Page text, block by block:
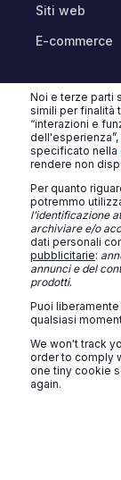
Noi e terze parti
simili per finalità
“interazioni e
dell'esperienza”,
specificato nella
rendere non
Per quanto
potremmo
l’identificazione
archiviare e/o
dati personali
pubblicitarie:
annunci e del
prodotti.
Puoi
qualsiasi
We won't track
order to comply
one tiny cookie
again.
Siti web
E-commerce
CHATBOT AI
TURATTI
Privacy Policy
© 2026 Turatti
- Sede